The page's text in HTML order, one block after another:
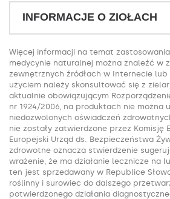
INFORMACJE O ZIOŁACH
Więcej informacji na temat
medycynie naturalnej można znaleźć w
zewnętrznych źródłach w Internecie
użyciem należy skonsultować się z
aktualnie obowiązującym
nr 1924/2006, na produktach nie można
niedozwolonych oświadczeń
nie zostały zatwierdzone przez Komisję
Europejski Urząd ds. Bezpieczeństwa
zdrowotne oznacza stwierdzenie
wrażenie, że ma działanie lecznicze na
ten jest sprzedawany w Republice
roślinny i surowiec do dalszego
potwierdzonego działania